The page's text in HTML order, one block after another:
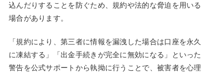
込んだりすることを防ぐため、規約や法的な脅迫を用いる
場合があります。
「規約により、第三者に情報を漏洩した場合は口座を永久
に凍結する」「出金手続きが完全に無効になる」といった
警告を公式サポートから執拗に行うことで、被害者を心理